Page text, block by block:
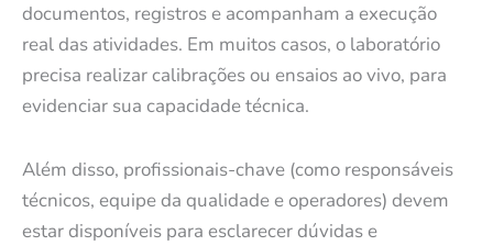
documentos, registros e acompanham a execução
real das atividades. Em muitos casos, o laboratório
precisa realizar calibrações ou ensaios ao vivo, para
evidenciar sua capacidade técnica.
Além disso, profissionais-chave (como responsáveis
técnicos, equipe da qualidade e operadores) devem
estar disponíveis para esclarecer dúvidas e